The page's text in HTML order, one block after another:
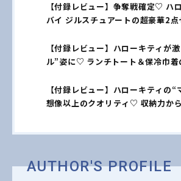
【付録レビュー】争奪戦確定♡ ハ
バイ ジルスチュアートの超豪華2
【付録レビュー】ハローキティが
ル”姿に♡ ランチトート＆保冷巾着
【付録レビュー】ハローキティの
想像以上のクオリティ♡ 収納力か
AUTHOR'S PROFILE